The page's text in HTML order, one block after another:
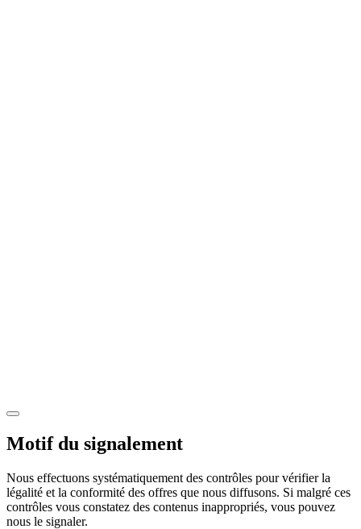
Motif du signalement
Nous effectuons systématiquement des contrôles pour vérifier la
légalité et la conformité des offres que nous diffusons. Si malgré ces
contrôles vous constatez des contenus inappropriés, vous pouvez
nous le signaler.